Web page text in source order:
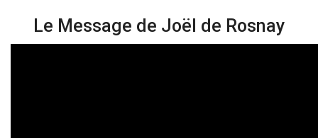
Le Message de Joël de Rosnay